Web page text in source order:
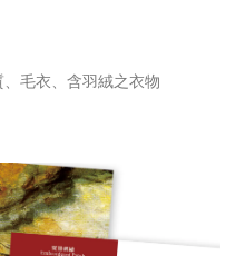
、毛衣、 含羽絨之衣物